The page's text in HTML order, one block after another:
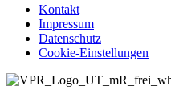
Kontakt
Impressum
Datenschutz
Cookie-Einstellungen